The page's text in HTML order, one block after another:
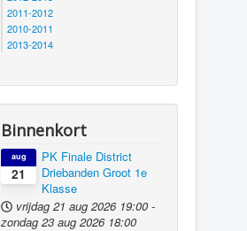
2011-2012
2010-2011
2013-2014
Binnenkort
21
aug
PK Finale District
Driebanden Groot 1e
Klasse
vrijdag 21 aug 2026 19:00 -
zondag 23 aug 2026 18:00